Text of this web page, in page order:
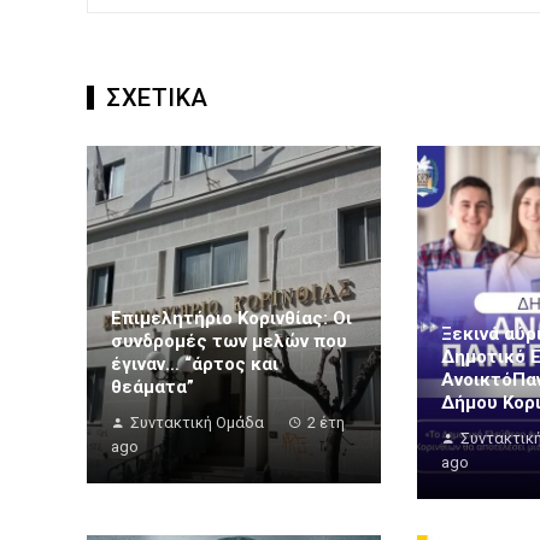
ΣΧΕΤΙΚΑ
Επιμελητήριο Κορινθίας: Οι
συνδρομές των μελών που
έγιναν… “άρτος και
θεάματα”
Συντακτική Ομάδα
2 έτη
ago
Ξεκινά
Δημοτικό
Δήμου
ago